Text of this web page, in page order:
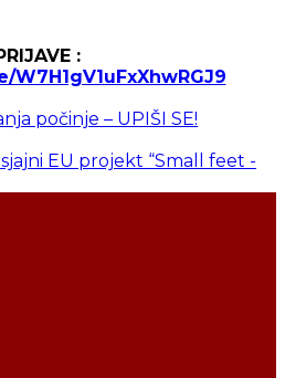
:
počinje – UPIŠI SE!
EU projekt “Small feet -